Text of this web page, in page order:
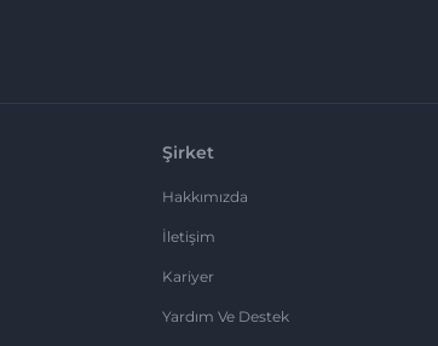
Şirket
Hakkımızda
İletişim
Kariyer
Yardım Ve Destek